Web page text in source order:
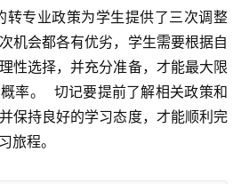
机会都各有优劣，学生需要根据自
性选择，并充分准备，才能最大限
率。  切记要提前了解相关政策和
保持良好的学习态度，才能顺利完
旅程。